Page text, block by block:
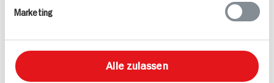
Marketing
Alle zulassen
Ziegenfrischkäse Tarte
mit Birne
Brownies mit